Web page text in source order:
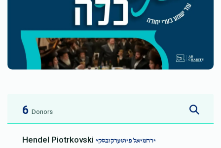
6 Donors
Hendel Piotrkovski ירחמיאל פיוטערקובסקי